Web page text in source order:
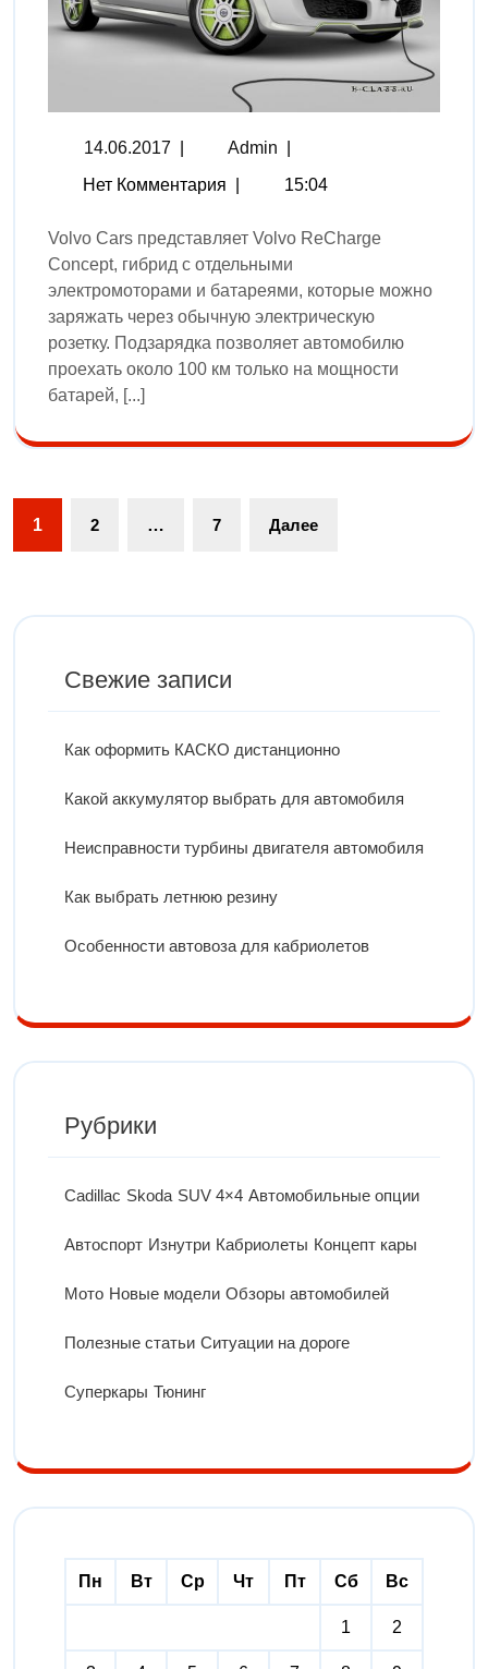
14.06.2017 Admin
Нет Комментария
15:04
Volvo Cars представляет Volvo ReCharge
Concept, гибрид с отдельными
электромоторами и батареями, которые можно
заряжать через обычную электрическую
розетку. Подзарядка позволяет автомобилю
проехать около 100 км только на мощности
батарей, [...]
1 2 … 7 Далее
Свежие записи
Как оформить КАСКО дистанционно
Какой аккумулятор выбрать для автомобиля
Неисправности турбины двигателя автомобиля
Как выбрать летнюю резину
Особенности автовоза для кабриолетов
Рубрики
Cadillac Skoda SUV 4×4 Автомобильные опции
Автоспорт Изнутри Кабриолеты Концепт кары
Мото Новые модели Обзоры автомобилей
Полезные статьи Ситуации на дороге
Суперкары Тюнинг
Пн Вт Ср Чт Пт Сб Вс
1 2